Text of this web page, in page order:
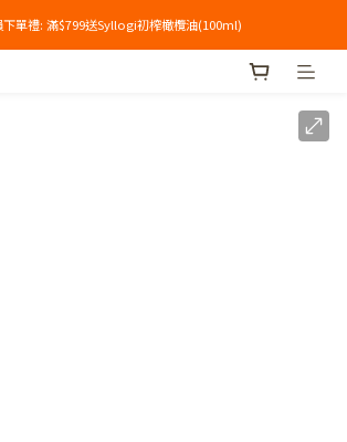
單筆滿$699享免運🔥
下單禮: 滿$799送Syllogi初榨橄欖油(100ml)